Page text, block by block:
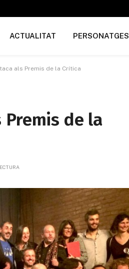
ACTUALITAT PERSONATGES
als Premis de la Crítica
de la